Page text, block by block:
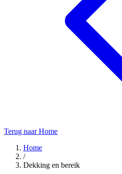
Terug naar Home
Home
/
Dekking en bereik